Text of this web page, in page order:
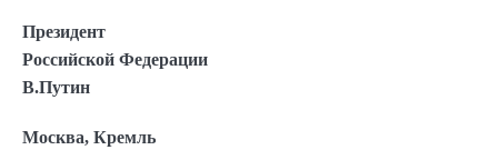
Президент
Российской Федерации
В.Путин
Москва, Кремль